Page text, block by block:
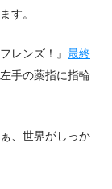
す。
レンズ！』 最終
手の薬指に指輪
、世界がしっか